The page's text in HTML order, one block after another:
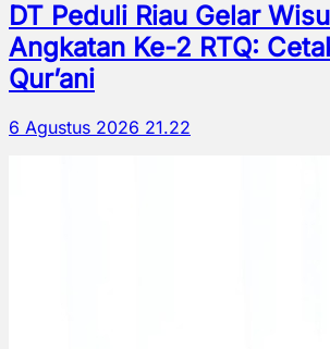
DT Peduli Riau Gelar
Angkatan Ke-2 RTQ:
Qur’ani
6 Agustus 2026 21.22